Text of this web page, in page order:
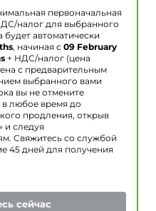
первоначальная
налог для выбранного
автоматически
, начиная с 09 February
+ НДС/налог (цена
с предварительным
выбранного вами
вы не отмените
в любое время до
продления, открыв
и следуя
Свяжитесь со службой
45 дней для получения
сейчас